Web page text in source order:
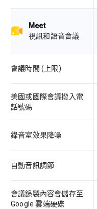
Meet
視訊和語音會議
會議時間 (上限)
美國或國際會議撥入電
話號碼
錄音室效果降噪
自動音訊調節
會議錄製內容會儲存至
Google 雲端硬碟